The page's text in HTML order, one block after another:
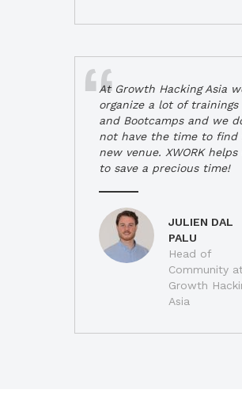
At Growth Hacking Asia
organize a lot of trainings
and Bootcamps and we
not have the time to find
new venue. XWORK helps
to save a precious time!
JULIEN DAL
PALU
Head of
Community
Growth
Asia